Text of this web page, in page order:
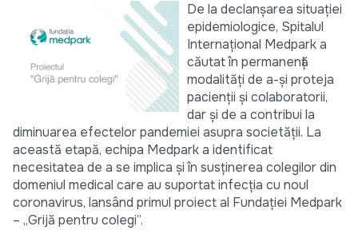
De la declanșarea situației
epidemiologice, Spitalul
Internațional Medpark a
căutat în permanență
modalități de a-și proteja
pacienții și colaboratorii,
dar și de a contribui la
diminuarea efectelor pandemiei asupra societății. La
această etapă, echipa Medpark a identificat
necesitatea de a se implica și în susținerea colegilor din
domeniul medical care au suportat infecția cu noul
coronavirus, lansând primul proiect al Fundației Medpark
– „Grijă pentru colegi”.